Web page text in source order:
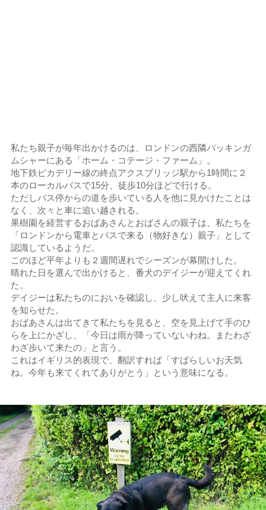
私たち親子が毎年出かけるのは、ロンドンの西隣バッキンガ
ムシャーにある「ホーム・コテージ・ファーム」。
地下鉄ピカデリー線の終点アクスブリッジ駅から1時間に２
本のローカルバスで15分、徒歩10分ほどで行ける。
ただしバス停からの道を歩いている人を他に見かけたことは
なく、次々と車に追い越される。
果樹園を経営するおばあさんとおばさんの親子は、私たちを
「ロンドンから電車とバスで来る（物好きな）親子」として
認識しているようだ。
このほど平年よりも２週間遅れでシーズンが幕開けした。
晴れた日を選んで出かけると、番犬のデイジーが迎えてくれ
た。
デイジーは私たちのにおいを確認し、少し吠えて主人に来客
を知らせた。
おばあさんは出てきて私たちを見ると、空を見上げて手のひ
らを上にかざし、「今日は雨が降っていないわね。またわざ
わざ歩いて来たの」と言う。
これはイギリス的表現で、翻訳すれば「すばらしいお天気
ね。今年も来てくれてありがとう」という意味になる。